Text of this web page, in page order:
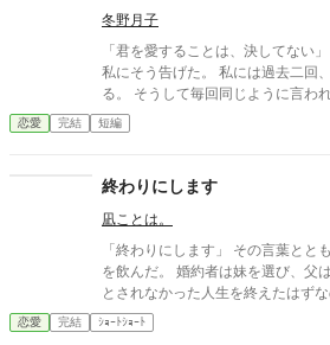
冬野月子
「君を愛することは、決してない
私にそう告げた。 私には過去二回
る。 そうして毎回同じように言われてきた。 逃げ
した二回目。いずれも上手くいか
恋愛 完結 短編
終わりにします
凪ことは。
「終わりにします」 その言葉とともに、侯爵令嬢シルヴィアは毒
を飲んだ。 婚約者は妹を選び、父は妹だけを信じた。 誰にも必要
とされなかった人生を終えたはず
へと時間は巻き戻っていた。 もう、誰かに愛されるためだけに生
きるのはやめよう。 そう決めた彼女は、静かに運命を書き換えて
恋愛 完結 ｼｮｰﾄｼｮｰﾄ